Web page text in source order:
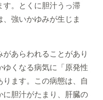
す。とくに胆汁うっ滞
、強いかゆみが生じま
あらわれることがあり
ゆくなる病気に「原発性
ます。この病態は、自
に胆汁がたまり、肝臓の